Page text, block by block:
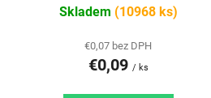
steril
Skladem (10968 ks)
€0,07 bez DPH
€0,09 / ks